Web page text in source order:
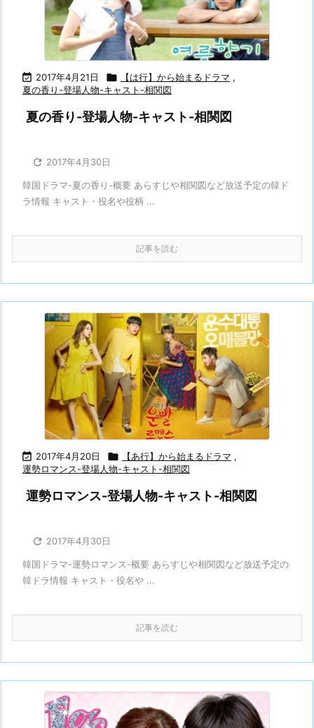
 2017年4月21日  【は行】から始まるドラマ ,
夏の香り-登場人物-キャスト-相関図
夏の香り-登場人物-キャスト-相関図
 2017年4月30日
韓国ドラマ-夏の香り-概要 あらすじや相関図など放送予定の韓ド
ラ情報 キャスト・役名や役柄 ...
記事を読む
 2017年4月20日  【あ行】から始まるドラマ ,
運勢ロマンス-登場人物-キャスト-相関図
運勢ロマンス-登場人物-キャスト-相関図
 2017年4月30日
韓国ドラマ-運勢ロマンス-概要 あらすじや相関図など放送予定の
韓ドラ情報 キャスト・役名や ...
記事を読む